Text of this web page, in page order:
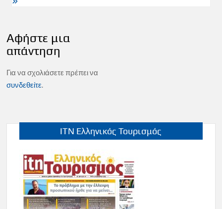
Αφήστε μια
απάντηση
Για να σχολιάσετε πρέπει να
συνδεθείτε.
ITN Ελληνικός Τουρισμός